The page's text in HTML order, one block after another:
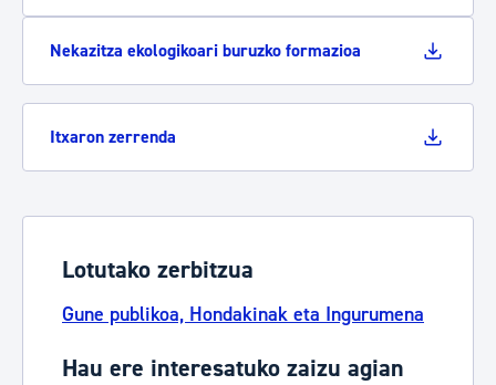
Nekazitza ekologikoari buruzko formazioa
Itxaron zerrenda
Lotutako zerbitzua
Gune publikoa, Hondakinak eta Ingurumena
Hau ere interesatuko zaizu agian